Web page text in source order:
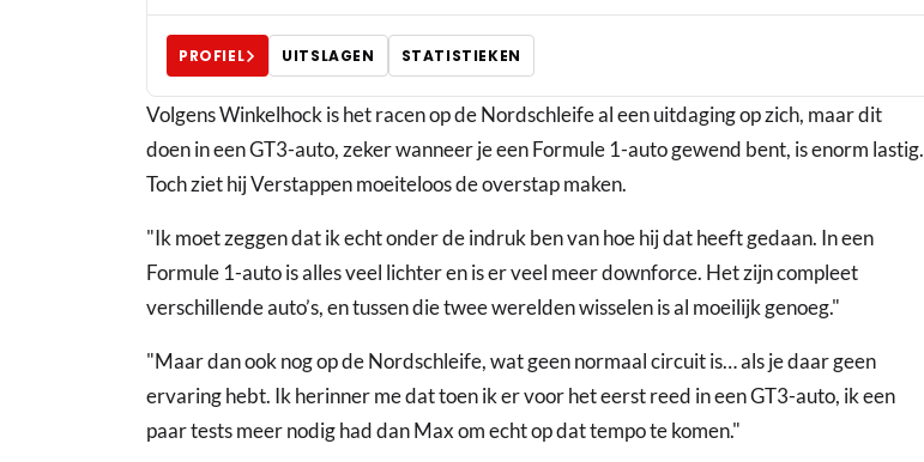
PROFIEL UITSLAGEN STATISTIEKEN
Volgens Winkelhock is het racen op de Nordschleife al een uitdaging op zich, maar dit
doen in een GT3-auto, zeker wanneer je een Formule 1-auto gewend bent, is enorm lastig.
Toch ziet hij Verstappen moeiteloos de overstap maken.
"Ik moet zeggen dat ik echt onder de indruk ben van hoe hij dat heeft gedaan. In een
Formule 1-auto is alles veel lichter en is er veel meer downforce. Het zijn compleet
verschillende auto’s, en tussen die twee werelden wisselen is al moeilijk genoeg."
"Maar dan ook nog op de Nordschleife, wat geen normaal circuit is… als je daar geen
ervaring hebt. Ik herinner me dat toen ik er voor het eerst reed in een GT3-auto, ik een
paar tests meer nodig had dan Max om echt op dat tempo te komen."